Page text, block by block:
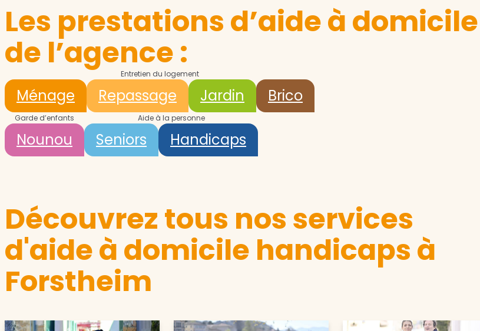
Les prestations d’aide à domicile
de l’agence :
Entretien du logement
Ménage Repassage Jardin Brico
Garde d’enfants
Nounou
Aide à la personne
Seniors Handicaps
Découvrez tous nos services
d'aide à domicile handicaps à
Forstheim